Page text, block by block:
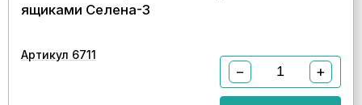
ящиками Селена-3
Артикул 6711
− +